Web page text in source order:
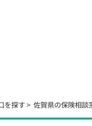
を探す 佐賀県の保険相談